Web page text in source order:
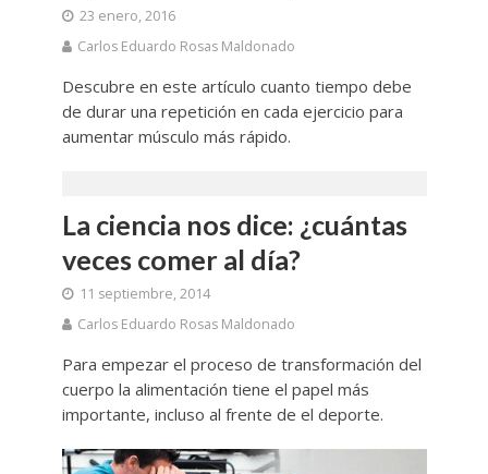
23 enero, 2016
Carlos Eduardo Rosas Maldonado
Descubre en este artículo cuanto tiempo debe
de durar una repetición en cada ejercicio para
aumentar músculo más rápido.
La ciencia nos dice: ¿cuántas
veces comer al día?
11 septiembre, 2014
Carlos Eduardo Rosas Maldonado
Para empezar el proceso de transformación del
cuerpo la alimentación tiene el papel más
importante, incluso al frente de el deporte.